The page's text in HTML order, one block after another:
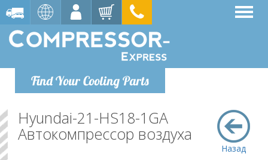
Find Your Cooling Parts
Назад
Hyundai-21-HS18-1GA
Автокомпрессор воздуха